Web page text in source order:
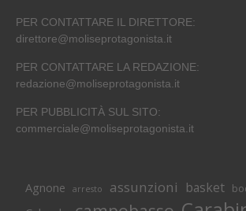
PER CONTATTARE IL DIRETTORE:
direttore@moliseprotagonista.it
PER CONTATTARE LA REDAZIONE:
redazione@moliseprotagonista.it
PER PUBBLICITÀ SUL SITO:
commerciale@moliseprotagonista.it
Agnone arresto assunzioni basket